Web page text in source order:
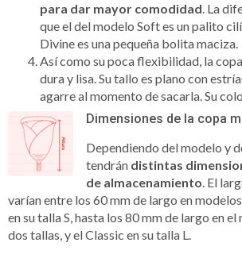
para dar mayor comodidad. La
que el del modelo Soft es un palito
Divine es una pequeña bolita maciza.
Así como su poca flexibilidad, la
dura y lisa. Su tallo es plano con
agarre al momento de sacarla. Su
Dimensiones de la copa
Dependiendo del modelo y
tendrán distintas
de almacenamiento. El
varían entre los 60 mm de largo en
en su talla S, hasta los 80 mm de largo en
dos tallas, y el Classic en su talla L.